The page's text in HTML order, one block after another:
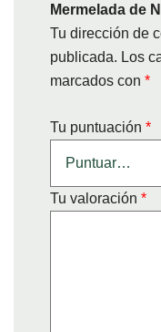
Mermelada de
Tu dirección de
publicada. Los
marcados con *
Tu puntuación *
Tu valoración *